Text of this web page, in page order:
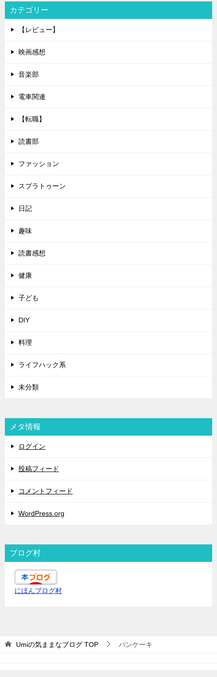
カテゴリー
【レビュー】
映画感想
音楽部
電車関連
【転職】
読書部
ファッション
スプラトゥーン
日記
趣味
読書感想
健康
子ども
DIY
料理
ライフハック系
未分類
メタ情報
ログイン
投稿フィード
コメントフィード
WordPress.org
ブログ村
にほんブログ村
Umiの気ままなブログ TOP パンケーキ